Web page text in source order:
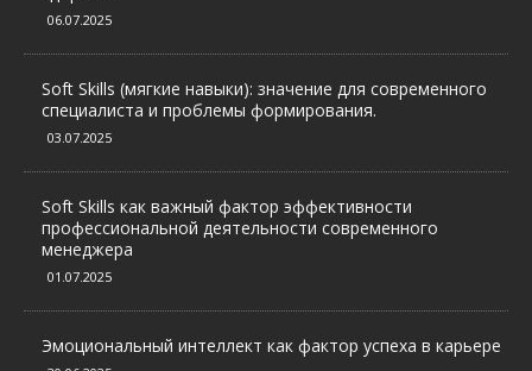
06.07.2025
Soft Skills (мягкие навыки): значение для современного
специалиста и проблемы формирования.
03.07.2025
Soft Skills как важный фактор эффективности
профессиональной деятельности современного
менеджера
01.07.2025
Эмоциональный интеллект как фактор успеха в карьере